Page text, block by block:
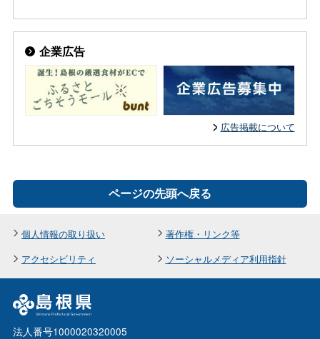
企業広告
広告掲載について
ページの先頭へ戻る
個人情報の取り扱い
著作権・リンク等
アクセシビリティ
ソーシャルメディア利用指針
法人番号1000020320005